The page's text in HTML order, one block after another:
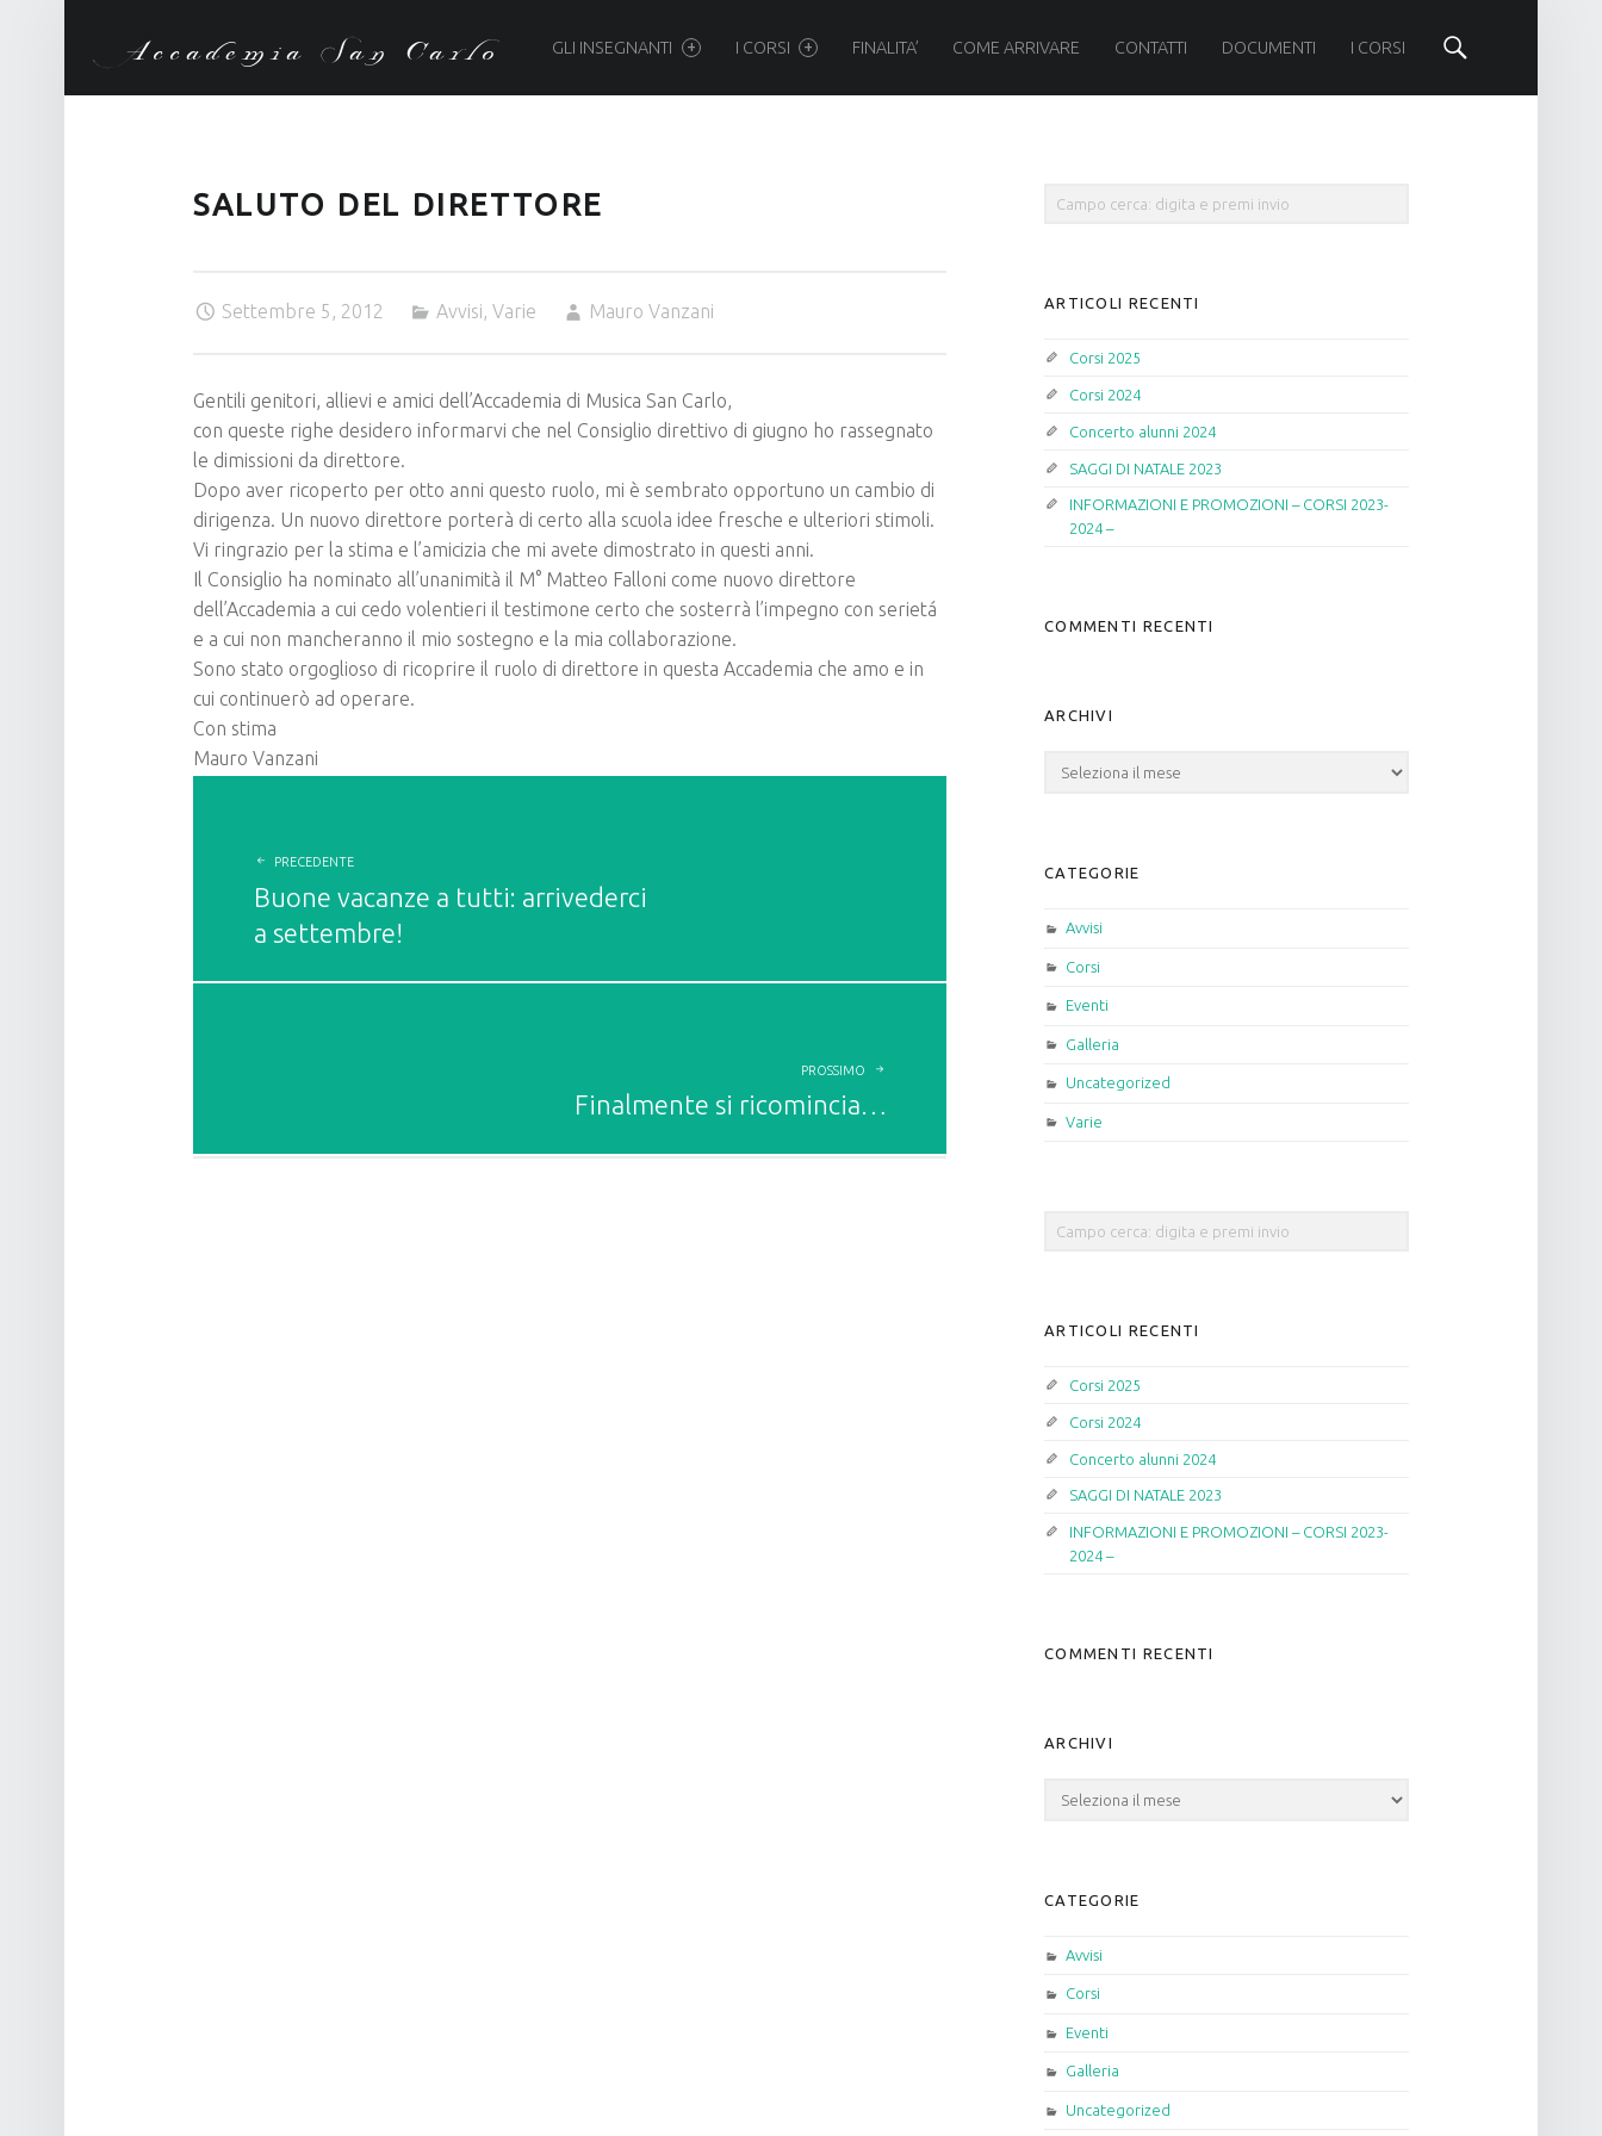
Accademia San Carlo Accademia
navigation
Skip
GLI INSEGNANTI I CORSI FINALITA’ COME ARRIVARE CONTATTI DOCUMENTI I CORSI
SALUTO DEL DIRETTORE
Settembre 5, 2012 Avvisi, Varie Mauro Vanzani
Gentili genitori, allievi e amici dell’Accademia di Musica San Carlo,
con queste righe desidero informarvi che nel Consiglio direttivo di giugno ho rassegnato
le dimissioni da direttore.
Dopo aver ricoperto per otto anni questo ruolo, mi è sembrato opportuno un cambio di
dirigenza. Un nuovo direttore porterà di certo alla scuola idee fresche e ulteriori stimoli.
Vi ringrazio per la stima e l’amicizia che mi avete dimostrato in questi anni.
Il Consiglio ha nominato all’unanimità il M° Matteo Falloni come nuovo direttore
dell’Accademia a cui cedo volentieri il testimone certo che sosterrà l’impegno con serietá
e a cui non mancheranno il mio sostegno e la mia collaborazione.
Sono stato orgoglioso di ricoprire il ruolo di direttore in questa Accademia che amo e in
cui continuerò ad operare.
Con stima
Mauro Vanzani
PRECEDENTE
Buone vacanze a tutti: arrivederci
a settembre!
PROSSIMO
Finalmente si ricomincia…
ARTICOLI RECENTI
Corsi 2025
Corsi 2024
Concerto alunni 2024
SAGGI DI NATALE 2023
INFORMAZIONI E PROMOZIONI – CORSI 2023-
2024 –
COMMENTI RECENTI
ARCHIVI
Archivi
CATEGORIE
Avvisi
Corsi
Eventi
Galleria
Uncategorized
Varie
ARTICOLI RECENTI
Corsi 2025
Corsi 2024
Concerto alunni 2024
SAGGI DI NATALE 2023
INFORMAZIONI E PROMOZIONI – CORSI 2023-
2024 –
COMMENTI RECENTI
ARCHIVI
Archivi
CATEGORIE
Avvisi
Corsi
Eventi
Galleria
Uncategorized